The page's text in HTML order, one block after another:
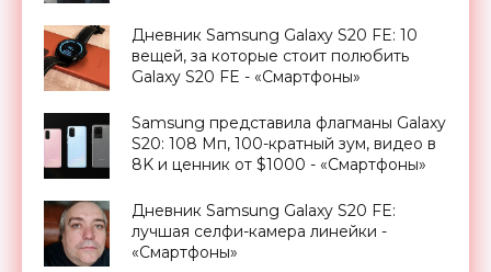
Дневник Samsung Galaxy S20 FE: 10
вещей, за которые стоит полюбить
Galaxy S20 FE - «Смартфоны»
Samsung представила флагманы Galaxy
S20: 108 Мп, 100-кратный зум, видео в
8K и ценник от $1000 - «Смартфоны»
Дневник Samsung Galaxy S20 FE:
лучшая селфи-камера линейки -
«Смартфоны»